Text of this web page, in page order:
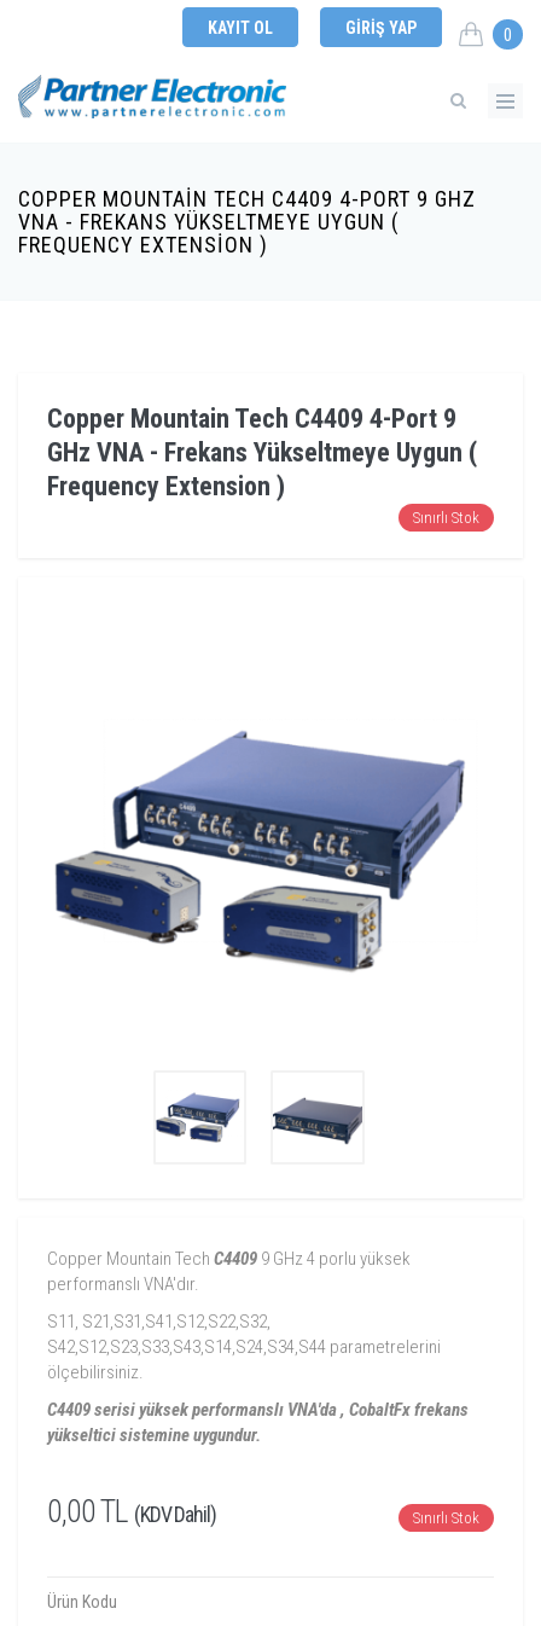
KAYIT OL GIRIŞ YAP 0
COPPER MOUNTAIN TECH C4409 4-PORT 9 GHZ
VNA - FREKANS YÜKSELTMEYE UYGUN (
FREQUENCY EXTENSION )
Copper Mountain Tech C4409 4-Port 9
GHz VNA - Frekans Yükseltmeye Uygun (
Frequency Extension )
Sınırlı Stok
Copper Mountain Tech C4409 9 GHz 4 porlu yüksek
performanslı VNA'dır.
S11, S21,S31,S41,S12,S22,S32,
S42,S12,S23,S33,S43,S14,S24,S34,S44 parametrelerini
ölçebilirsiniz.
C4409 serisi yüksek performanslı VNA'da , CobaltFx frekans
yükseltici sistemine uygundur.
0,00 TL (KDV Dahil) Sınırlı Stok
Ürün Kodu